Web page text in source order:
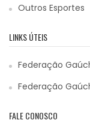
Outros Esportes
LINKS ÚTEIS
Federação
Federação
FALE CONOSCO